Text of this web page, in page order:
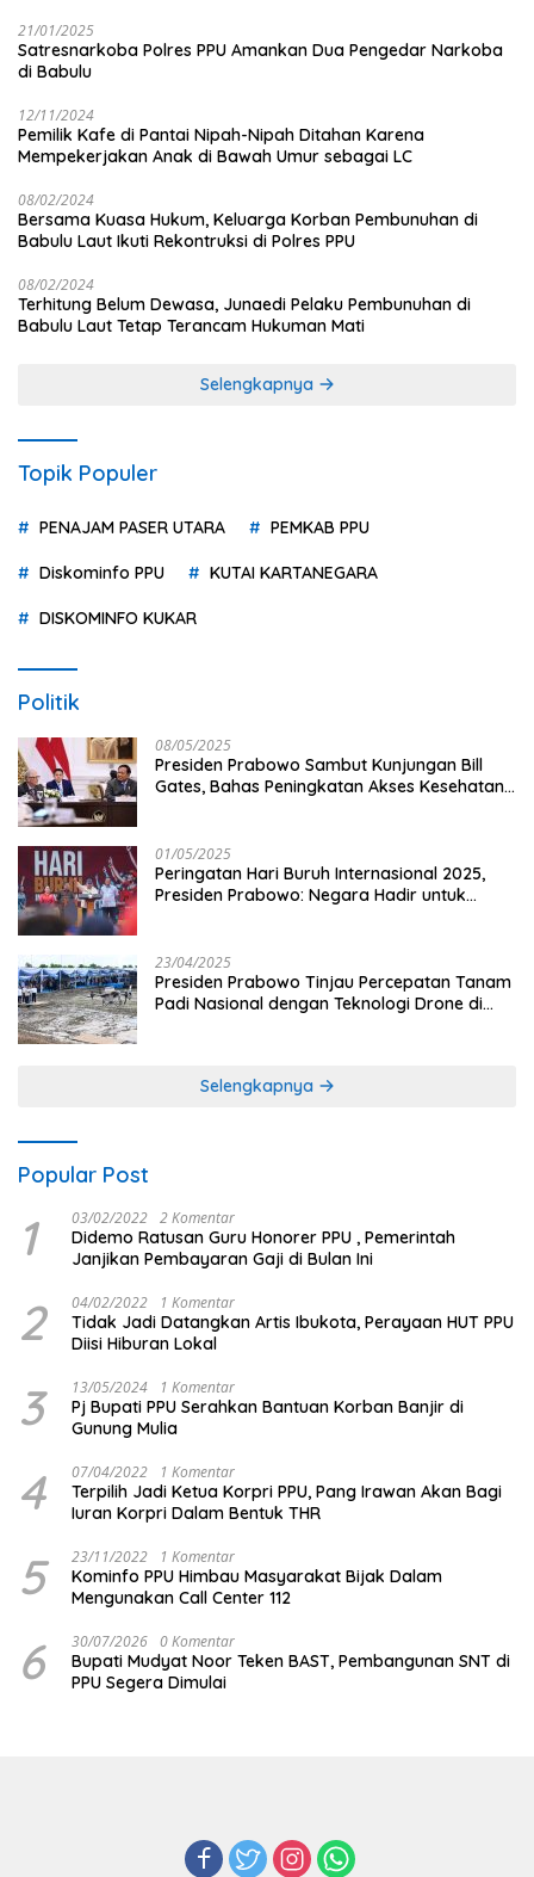
21/01/2025
Satresnarkoba Polres PPU Amankan Dua Pengedar Narkoba
di Babulu
12/11/2024
Pemilik Kafe di Pantai Nipah-Nipah Ditahan Karena
Mempekerjakan Anak di Bawah Umur sebagai LC
08/02/2024
Bersama Kuasa Hukum, Keluarga Korban Pembunuhan di
Babulu Laut Ikuti Rekontruksi di Polres PPU
08/02/2024
Terhitung Belum Dewasa, Junaedi Pelaku Pembunuhan di
Babulu Laut Tetap Terancam Hukuman Mati
Selengkapnya
Topik Populer
PENAJAM PASER UTARA PEMKAB PPU
Diskominfo PPU KUTAI KARTANEGARA
DISKOMINFO KUKAR
Politik
08/05/2025
Presiden Prabowo Sambut Kunjungan Bill
Gates, Bahas Peningkatan Akses Kesehatan
01/05/2025
Peringatan Hari Buruh Internasional 2025,
Presiden Prabowo: Negara Hadir untuk
23/04/2025
Presiden Prabowo Tinjau Percepatan Tanam
Padi Nasional dengan Teknologi Drone di
Selengkapnya
Popular Post
1 03/02/2022 2 Komentar
Didemo Ratusan Guru Honorer PPU , Pemerintah
Janjikan Pembayaran Gaji di Bulan Ini
2 04/02/2022 1 Komentar
Tidak Jadi Datangkan Artis Ibukota, Perayaan HUT PPU
Diisi Hiburan Lokal
3 13/05/2024 1 Komentar
Pj Bupati PPU Serahkan Bantuan Korban Banjir di
Gunung Mulia
4 07/04/2022 1 Komentar
Terpilih Jadi Ketua Korpri PPU, Pang Irawan Akan Bagi
Iuran Korpri Dalam Bentuk THR
5 23/11/2022 1 Komentar
Kominfo PPU Himbau Masyarakat Bijak Dalam
Mengunakan Call Center 112
6 30/07/2026 0 Komentar
Bupati Mudyat Noor Teken BAST, Pembangunan SNT di
PPU Segera Dimulai